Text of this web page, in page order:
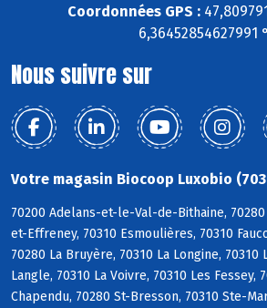
Coordonnées GPS :
6,36452854627991 °
Nous suivre sur
Votre magasin Biocoop Luxobio
70200 Adelans-et-le-Val-de-Bithaine, 70280
et-Effreney, 70310 Esmoulières, 70310
70280 La Bruyère, 70310 La Longine,
Langle, 70310 La Voivre, 70310 Les Fessey,
Chapendu, 70280 St-Bresson, 70310 Ste-